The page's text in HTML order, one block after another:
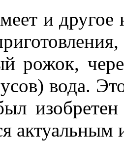
и другое
рожок,
вода.